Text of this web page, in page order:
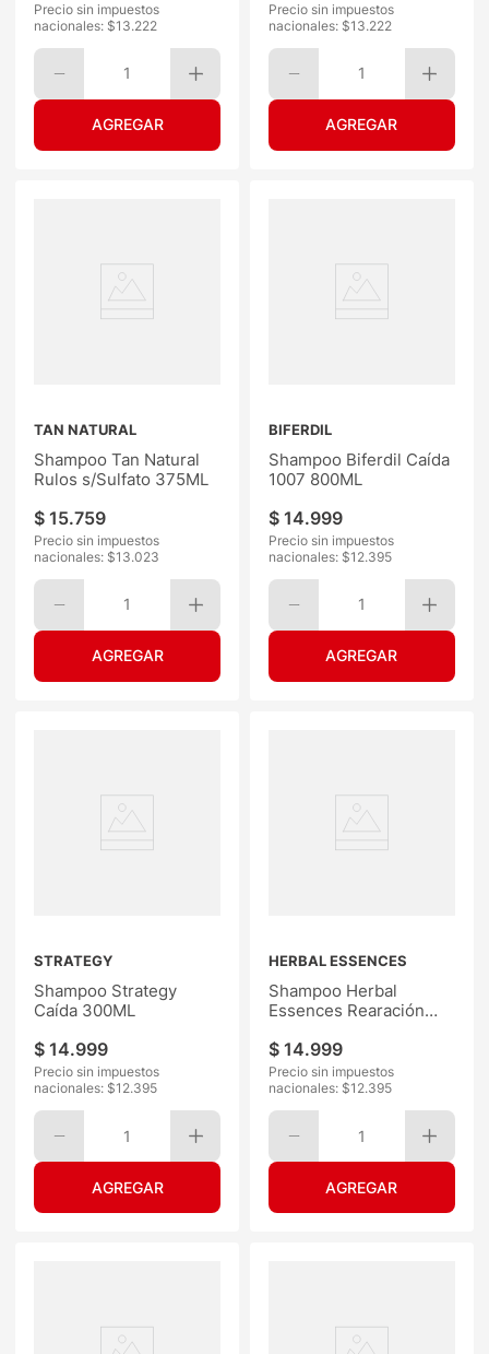
Precio sin impuestos
nacionales: $13.222
1
Precio sin impuestos
nacionales: $13.222
1
TAN NATURAL
Shampoo Tan Natural
Rulos s/Sulfato 375ML
$ 15.759
Precio sin impuestos
nacionales: $13.023
1
BIFERDIL
Shampoo Biferdil Caída
1007 800ML
$ 14.999
Precio sin impuestos
nacionales: $12.395
1
STRATEGY
Shampoo Strategy
Caída 300ML
$ 14.999
Precio sin impuestos
nacionales: $12.395
1
HERBAL ESSENCES
Shampoo Herbal
Essences Rearación
$ 14.999
Precio sin impuestos
nacionales: $12.395
1